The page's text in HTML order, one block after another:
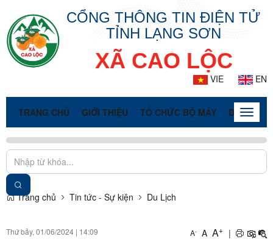
CỔNG THÔNG TIN ĐIỆN TỬ
TỈNH LẠNG SƠN
XÃ CAO LỘC
VIE EN
TRANG CHỦ GIỚI THIỆU TỔ CHỨC BỘ MÁY DOANH
Toggle
Trang chủ Tin tức - Sự kiện Du Lịch
Thứ bảy, 01/06/2024 | 14:09 A- A A+ |